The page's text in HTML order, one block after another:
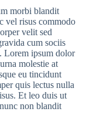
morbi blandit
vel risus commodo
velit sed
cum sociis
Lorem ipsum dolor
molestie at
eu tincidunt
quis lectus nulla
Et leo duis ut
non blandit